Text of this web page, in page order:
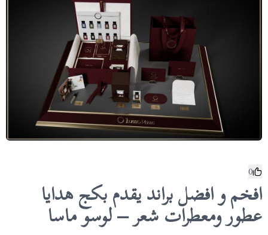
0
افخم و افضل براند يقدم بكج هدايا
عطور ومعطرات شعر – لوسو ماسا